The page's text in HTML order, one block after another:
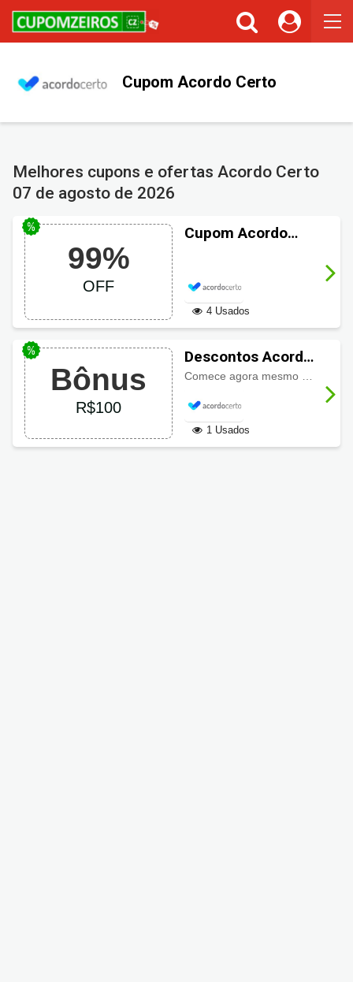
Cupom Acordo Certo
Melhores cupons e ofertas Acordo Certo
07 de agosto de 2026
99%
OFF
Cupom Acordo
até 99% de
desconto!
4 Usados
Bônus
R$100
Descontos Acordo
Certo: ganhe
Comece agora mesmo com
1 Usados